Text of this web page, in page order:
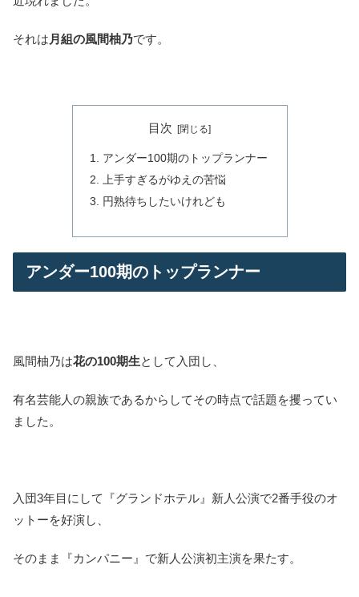
それは 月組の風間柚乃です。
目次
アンダー100期のトップランナー
上手すぎるがゆえの苦悩
円熟待ちしたいけれども
アンダー100期のトップランナー
風間柚乃は花の100期生として入団し、
有名芸能人の親族であるからしてその時点で話題を攫ってい
ました。
入団3年目にして『グランドホテル』新人公演で2番手役のオ
ットーを好演し、
そのまま『カンパニー』で新人公演初主演を果たす。